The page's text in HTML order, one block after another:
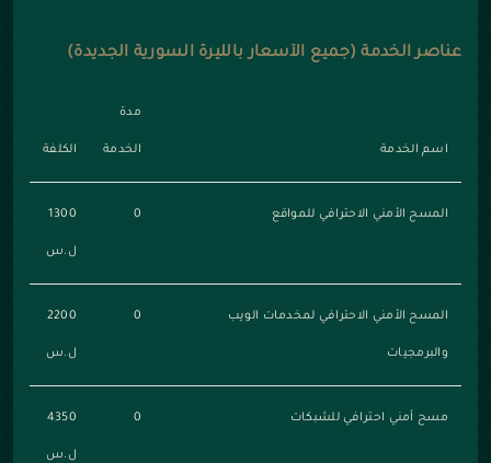
عناصر الخدمة (جميع الأسعار بالليرة السورية الجديدة)
اسم الخدمة
مدة
الخدمة الكلفة
المسح الأمني الاحترافي للمواقع 0
1300
ل.س
المسح الأمني الاحترافي لمخدمات الويب
والبرمجيات
0
2200
ل.س
مسح أمني احترافي للشبكات 0
4350
ل.س